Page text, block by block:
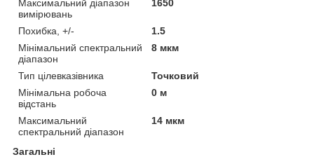
Максимальний діапазон
вимірювань
1650
Похибка, +/-
1.5
Мінімальний спектральний
діапазон
8 мкм
Тип цілевказівника
Точковий
Мінімальна робоча
відстань
0 м
Максимальний
спектральний діапазон
14 мкм
Загальні